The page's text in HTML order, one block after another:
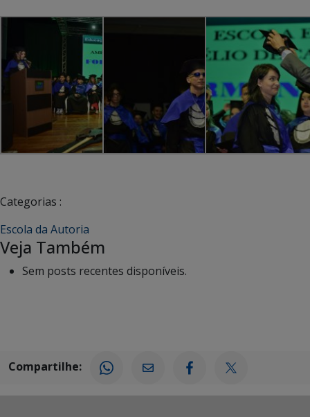
Categorias :
Escola da Autoria
Veja Também
Sem posts recentes disponíveis.
Compartilhe: